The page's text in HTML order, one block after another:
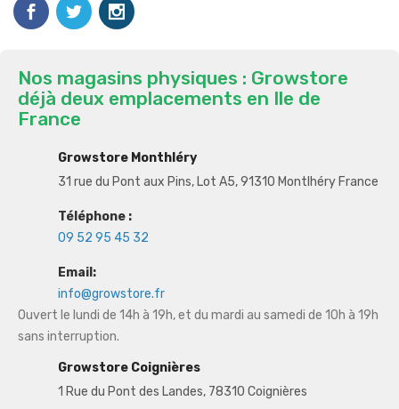
Nos magasins physiques : Growstore
déjà deux emplacements en Ile de
France
Growstore Monthléry
31 rue du Pont aux Pins, Lot A5, 91310 Montlhéry France
Téléphone :
09 52 95 45 32
Email:
info@growstore.fr
Ouvert le lundi de 14h à 19h, et du mardi au samedi de 10h à 19h
sans interruption.
Growstore Coignières
1 Rue du Pont des Landes, 78310 Coignières